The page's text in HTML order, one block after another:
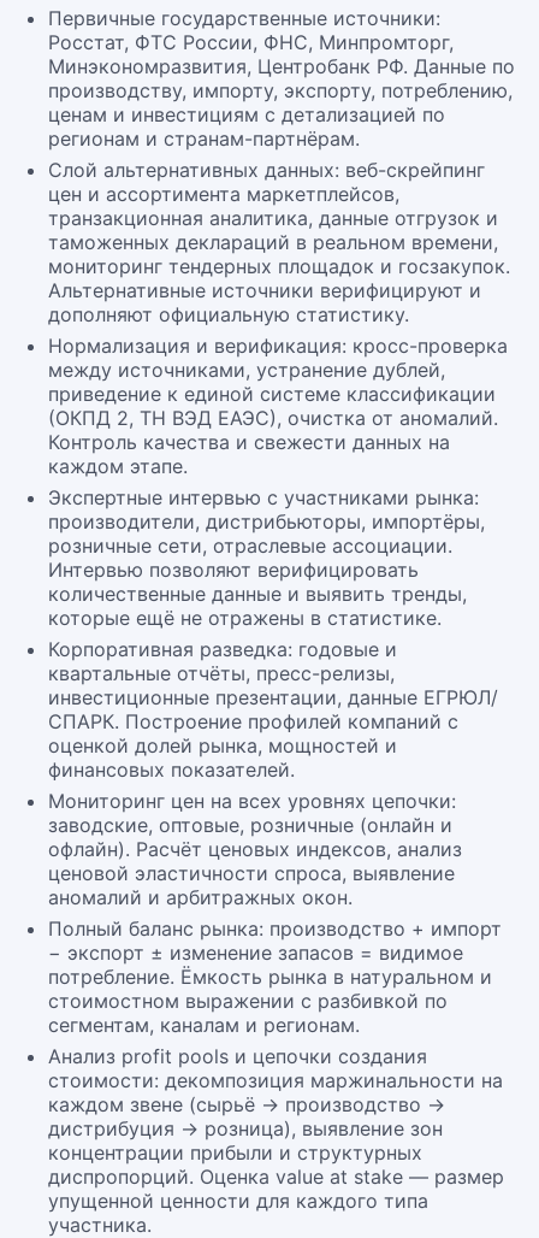
Первичные государственные источники:
Росстат, ФТС России, ФНС, Минпромторг,
Минэкономразвития, Центробанк РФ. Данные по
производству, импорту, экспорту, потреблению,
ценам и инвестициям с детализацией по
регионам и странам-партнёрам.
Слой альтернативных данных: веб-скрейпинг
цен и ассортимента маркетплейсов,
транзакционная аналитика, данные отгрузок и
таможенных деклараций в реальном времени,
мониторинг тендерных площадок и госзакупок.
Альтернативные источники верифицируют и
дополняют официальную статистику.
Нормализация и верификация: кросс-проверка
между источниками, устранение дублей,
приведение к единой системе классификации
(ОКПД 2, ТН ВЭД ЕАЭС), очистка от аномалий.
Контроль качества и свежести данных на
каждом этапе.
Экспертные интервью с участниками рынка:
производители, дистрибьюторы, импортёры,
розничные сети, отраслевые ассоциации.
Интервью позволяют верифицировать
количественные данные и выявить тренды,
которые ещё не отражены в статистике.
Корпоративная разведка: годовые и
квартальные отчёты, пресс-релизы,
инвестиционные презентации, данные ЕГРЮЛ/
СПАРК. Построение профилей компаний с
оценкой долей рынка, мощностей и
финансовых показателей.
Мониторинг цен на всех уровнях цепочки:
заводские, оптовые, розничные (онлайн и
офлайн). Расчёт ценовых индексов, анализ
ценовой эластичности спроса, выявление
аномалий и арбитражных окон.
Полный баланс рынка: производство + импорт
− экспорт ± изменение запасов = видимое
потребление. Ёмкость рынка в натуральном и
стоимостном выражении с разбивкой по
сегментам, каналам и регионам.
Анализ profit pools и цепочки создания
стоимости: декомпозиция маржинальности на
каждом звене (сырьё → производство →
дистрибуция → розница), выявление зон
концентрации прибыли и структурных
диспропорций. Оценка value at stake — размер
упущенной ценности для каждого типа
участника.